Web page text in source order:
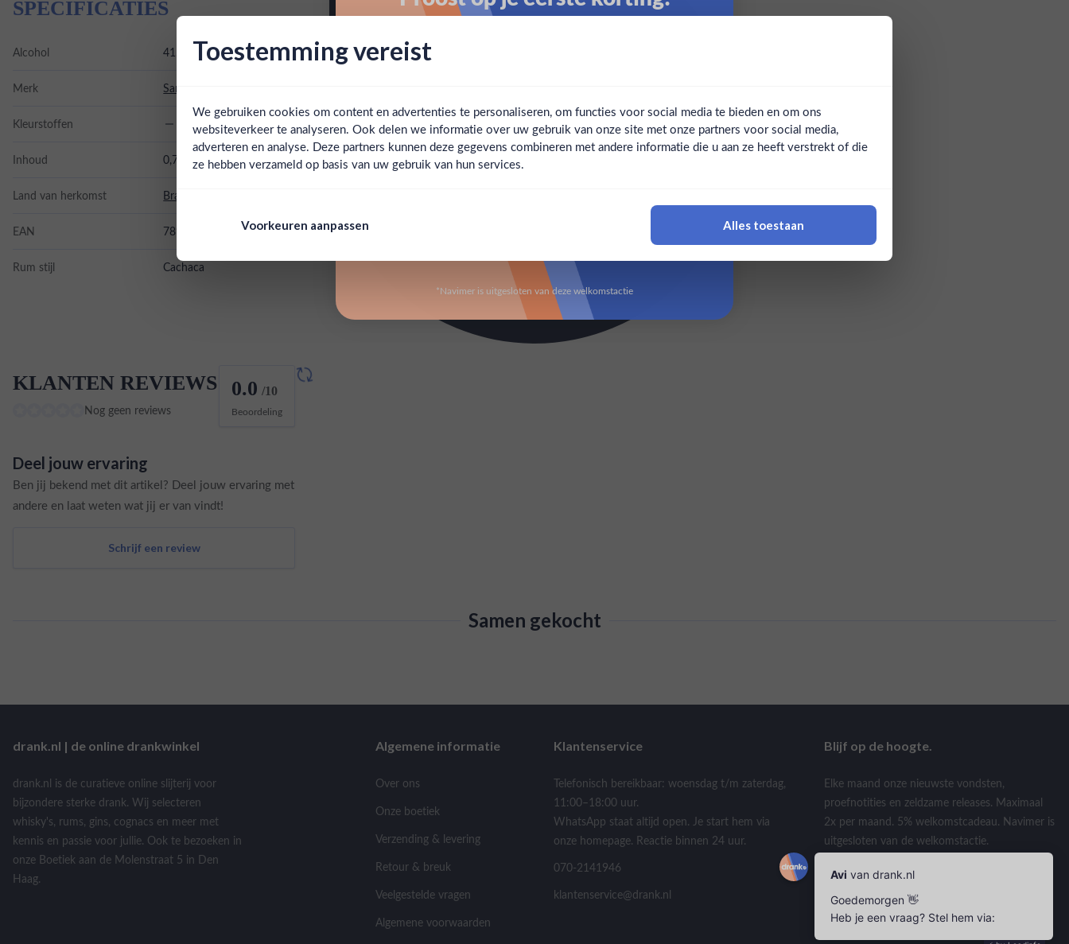
Ben jij 18 jaar of ouder?
SPECIFICATIES
Alcohol 41.00%
Merk Santo Grau
Kleurstoffen
Inhoud 0,7L
Land van herkomst Brazilië
EAN 7898255980245
Rum stijl Cachaca
KLANTEN REVIEWS
Nog geen reviews
0.0 /10
Beoordeling
Deel jouw ervaring
Ben jij bekend met dit artikel? Deel jouw ervaring met
andere en laat weten wat jij er van vindt!
Schrijf een review
Samen gekocht
drank.nl | de online drankwinkel
drank.nl is de curatieve online slijterij voor
bijzondere sterke drank. Wij selecteren
whisky's, rums, gins, cognacs en meer met
kennis en passie voor jullie. Ook te bezoeken in
onze Boetiek aan de Molenstraat 5 in Den
Haag.
Algemene informatie
Over ons
Onze boetiek
Verzending & levering
Retour & breuk
Veelgestelde vragen
Algemene voorwaarden
Klantenservice
Telefonisch bereikbaar: woensdag t/m zaterdag,
11:00–18:00 uur.
WhatsApp staat altijd open. Je start hem via
onze homepage. Reactie binnen 24 uur.
070-2141946
klantenservice@drank.nl
Blijf op de hoogte.
Elke maand onze nieuwste vondsten,
proefnotities en zeldzame releases. Maximaal
2x per maand. 5% welkomstcadeau. Navimer is
uitgesloten van de welkomstactie.
Toestemming vereist
We gebruiken cookies om content en advertenties te personaliseren, om functies voor social media te bieden en om ons
websiteverkeer te analyseren. Ook delen we informatie over uw gebruik van onze site met onze partners voor social media,
adverteren en analyse. Deze partners kunnen deze gegevens combineren met andere informatie die u aan ze heeft verstrekt of die
ze hebben verzameld op basis van uw gebruik van hun services.
Voorkeuren aanpassen Alles toestaan
Claim mijn korting
*Navimer is uitgesloten van deze welkomstactie